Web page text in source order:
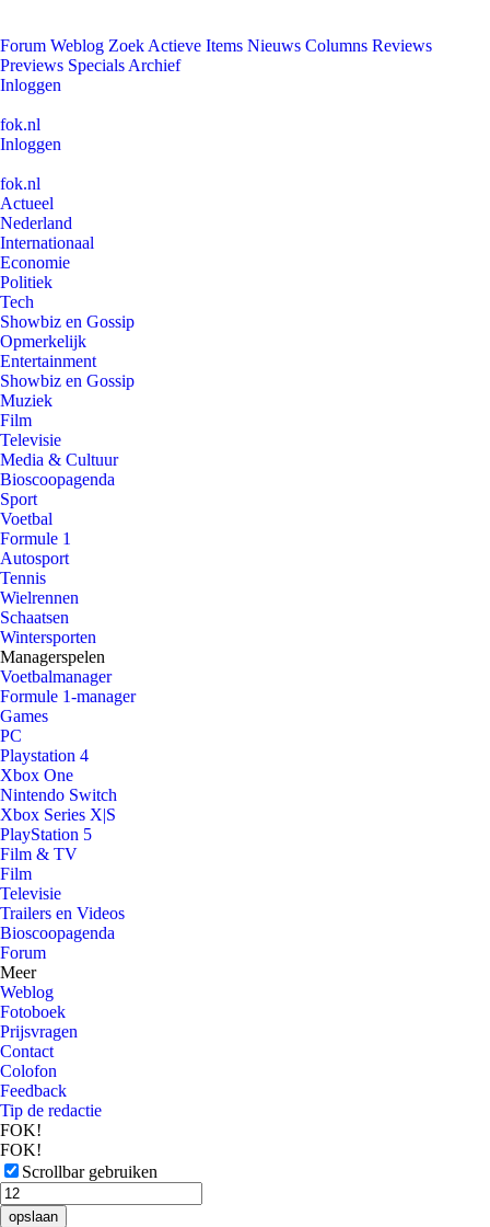
Forum Weblog Zoek Actieve Items Nieuws Columns Reviews
Previews Specials Archief
Inloggen
fok.nl
Inloggen
fok.nl
Actueel
Nederland
Internationaal
Economie
Politiek
Tech
Showbiz en Gossip
Opmerkelijk
Entertainment
Showbiz en Gossip
Muziek
Film
Televisie
Media & Cultuur
Bioscoopagenda
Sport
Voetbal
Formule 1
Autosport
Tennis
Wielrennen
Schaatsen
Wintersporten
Managerspelen
Voetbalmanager
Formule 1-manager
Games
PC
Playstation 4
Xbox One
Nintendo Switch
Xbox Series X|S
PlayStation 5
Film & TV
Film
Televisie
Trailers en Videos
Bioscoopagenda
Forum
Meer
Weblog
Fotoboek
Prijsvragen
Contact
Colofon
Feedback
Tip de redactie
FOK!
FOK!
Scrollbar gebruiken
opslaan